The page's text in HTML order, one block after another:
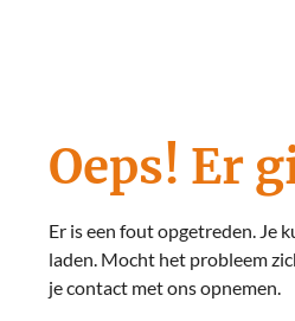
Oeps! Er
Er is een fout opgetreden. Je
laden. Mocht het probleem
je contact met ons opnemen.